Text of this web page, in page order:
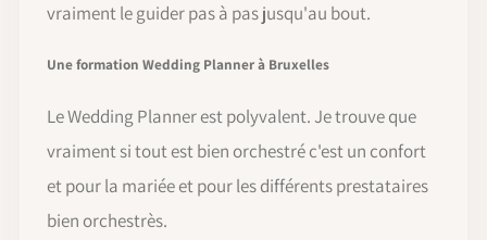
vraiment le guider pas à pas jusqu'au bout.
Une formation Wedding Planner à Bruxelles
Le Wedding Planner est polyvalent. Je trouve que
vraiment si tout est bien orchestré c'est un confort
et pour la mariée et pour les différents prestataires
bien orchestrès.